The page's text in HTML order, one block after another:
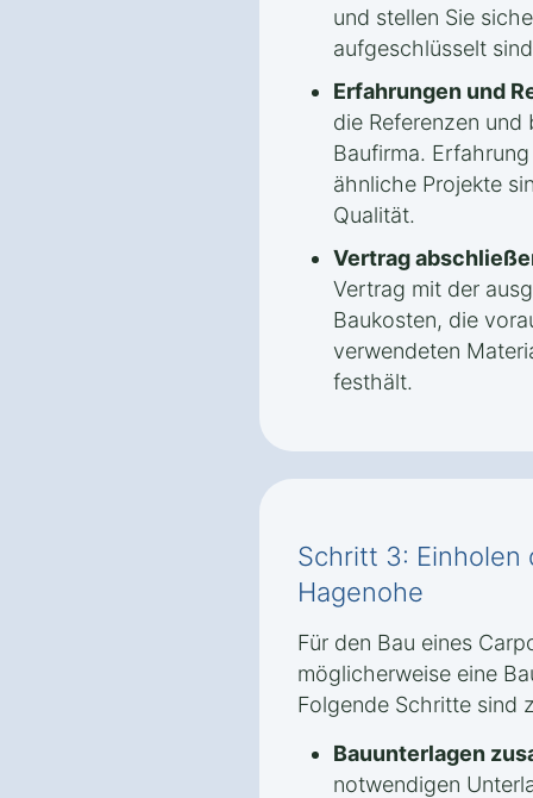
und stellen Sie
aufgeschlüsselt
Erfahrungen und
die Referenzen und
Baufirma.
ähnliche Projekte
Qualität.
Vertrag
Vertrag mit der
Baukosten, die
verwendeten
festhält.
Schritt 3: Einholen
Hagenohe
Für den Bau eines
möglicherweise eine
Folgende Schritte sind
Bauunterlagen
notwendigen